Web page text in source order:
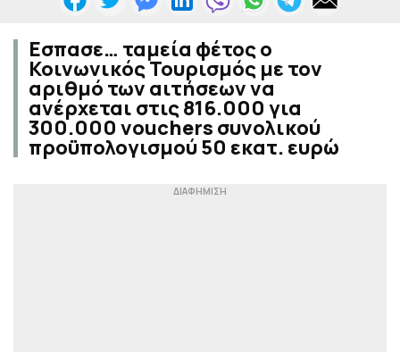
Εσπασε… ταμεία φέτος ο
Κοινωνικός Τουρισμός με τον
αριθμό των αιτήσεων να
ανέρχεται στις 816.000 για
300.000 vouchers συνολικού
προϋπολογισμού 50 εκατ. ευρώ